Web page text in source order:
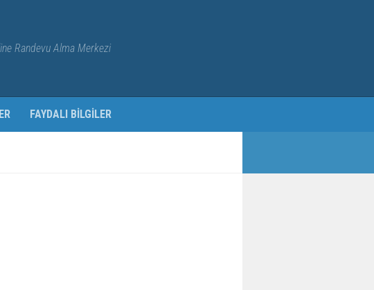
Randevu Alma Merkezi
FAYDALI BILGILER